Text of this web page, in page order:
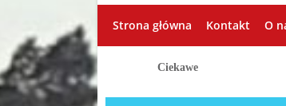
Strona główna Kontakt O
Ciekawe